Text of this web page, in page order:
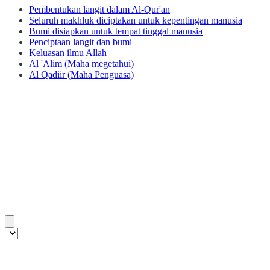
Pembentukan langit dalam Al-Qur'an
Seluruh makhluk diciptakan untuk kepentingan manusia
Bumi disiapkan untuk tempat tinggal manusia
Penciptaan langit dan bumi
Keluasan ilmu Allah
Al 'Alim (Maha megetahui)
Al Qadiir (Maha Penguasa)